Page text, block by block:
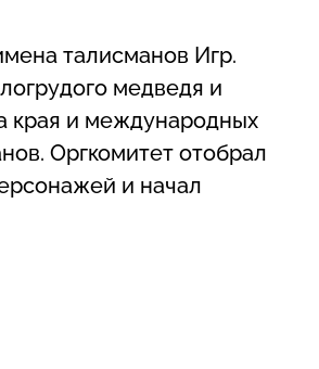
талисманов Игр.
медведя и
края и международных
Оргкомитет отобрал
и начал